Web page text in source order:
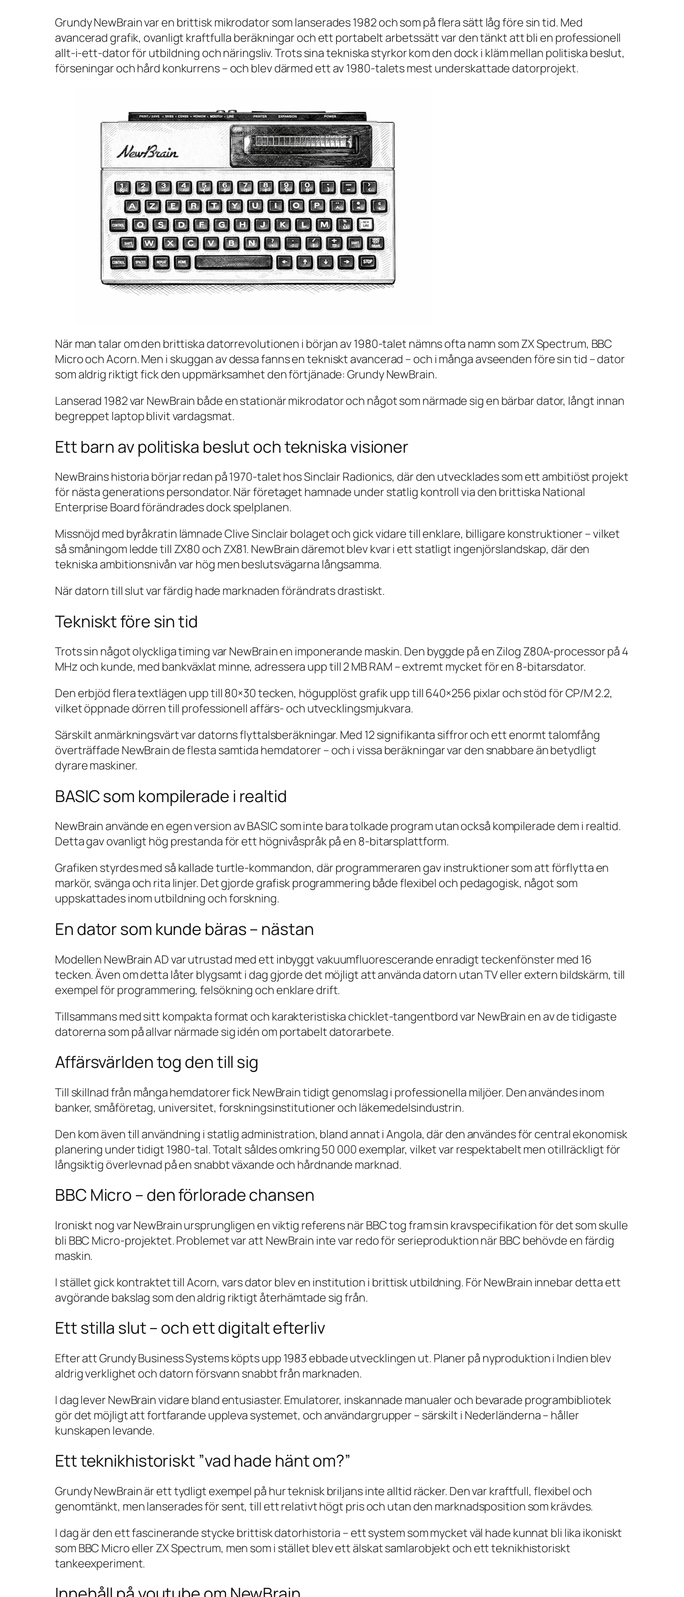
Grundy NewBrain var en brittisk mikrodator som lanserades 1982 och som på flera sätt låg före sin tid. Med
avancerad grafik, ovanligt kraftfulla beräkningar och ett portabelt arbetssätt var den tänkt att bli en professionell
allt-i-ett-dator för utbildning och näringsliv. Trots sina tekniska styrkor kom den dock i kläm mellan politiska beslut,
förseningar och hård konkurrens – och blev därmed ett av 1980-talets mest underskattade datorprojekt.
När man talar om den brittiska datorrevolutionen i början av 1980-talet nämns ofta namn som ZX Spectrum, BBC
Micro och Acorn. Men i skuggan av dessa fanns en tekniskt avancerad – och i många avseenden före sin tid – dator
som aldrig riktigt fick den uppmärksamhet den förtjänade: Grundy NewBrain.
Lanserad 1982 var NewBrain både en stationär mikrodator och något som närmade sig en bärbar dator, långt innan
begreppet laptop blivit vardagsmat.
Ett barn av politiska beslut och tekniska visioner
NewBrains historia börjar redan på 1970-talet hos Sinclair Radionics, där den utvecklades som ett ambitiöst projekt
för nästa generations persondator. När företaget hamnade under statlig kontroll via den brittiska National
Enterprise Board förändrades dock spelplanen.
Missnöjd med byråkratin lämnade Clive Sinclair bolaget och gick vidare till enklare, billigare konstruktioner – vilket
så småningom ledde till ZX80 och ZX81. NewBrain däremot blev kvar i ett statligt ingenjörslandskap, där den
tekniska ambitionsnivån var hög men beslutsvägarna långsamma.
När datorn till slut var färdig hade marknaden förändrats drastiskt.
Tekniskt före sin tid
Trots sin något olyckliga timing var NewBrain en imponerande maskin. Den byggde på en Zilog Z80A-processor på 4
MHz och kunde, med bankväxlat minne, adressera upp till 2 MB RAM – extremt mycket för en 8-bitarsdator.
Den erbjöd flera textlägen upp till 80×30 tecken, högupplöst grafik upp till 640×256 pixlar och stöd för CP/M 2.2,
vilket öppnade dörren till professionell affärs- och utvecklingsmjukvara.
Särskilt anmärkningsvärt var datorns flyttalsberäkningar. Med 12 signifikanta siffror och ett enormt talomfång
överträffade NewBrain de flesta samtida hemdatorer – och i vissa beräkningar var den snabbare än betydligt
dyrare maskiner.
BASIC som kompilerade i realtid
NewBrain använde en egen version av BASIC som inte bara tolkade program utan också kompilerade dem i realtid.
Detta gav ovanligt hög prestanda för ett högnivåspråk på en 8-bitarsplattform.
Grafiken styrdes med så kallade turtle-kommandon, där programmeraren gav instruktioner som att förflytta en
markör, svänga och rita linjer. Det gjorde grafisk programmering både flexibel och pedagogisk, något som
uppskattades inom utbildning och forskning.
En dator som kunde bäras – nästan
Modellen NewBrain AD var utrustad med ett inbyggt vakuumfluorescerande enradigt teckenfönster med 16
tecken. Även om detta låter blygsamt i dag gjorde det möjligt att använda datorn utan TV eller extern bildskärm, till
exempel för programmering, felsökning och enklare drift.
Tillsammans med sitt kompakta format och karakteristiska chicklet-tangentbord var NewBrain en av de tidigaste
datorerna som på allvar närmade sig idén om portabelt datorarbete.
Affärsvärlden tog den till sig
Till skillnad från många hemdatorer fick NewBrain tidigt genomslag i professionella miljöer. Den användes inom
banker, småföretag, universitet, forskningsinstitutioner och läkemedelsindustrin.
Den kom även till användning i statlig administration, bland annat i Angola, där den användes för central ekonomisk
planering under tidigt 1980-tal. Totalt såldes omkring 50 000 exemplar, vilket var respektabelt men otillräckligt för
långsiktig överlevnad på en snabbt växande och hårdnande marknad.
BBC Micro – den förlorade chansen
Ironiskt nog var NewBrain ursprungligen en viktig referens när BBC tog fram sin kravspecifikation för det som skulle
bli BBC Micro-projektet. Problemet var att NewBrain inte var redo för serieproduktion när BBC behövde en färdig
maskin.
I stället gick kontraktet till Acorn, vars dator blev en institution i brittisk utbildning. För NewBrain innebar detta ett
avgörande bakslag som den aldrig riktigt återhämtade sig från.
Ett stilla slut – och ett digitalt efterliv
Efter att Grundy Business Systems köpts upp 1983 ebbade utvecklingen ut. Planer på nyproduktion i Indien blev
aldrig verklighet och datorn försvann snabbt från marknaden.
I dag lever NewBrain vidare bland entusiaster. Emulatorer, inskannade manualer och bevarade programbibliotek
gör det möjligt att fortfarande uppleva systemet, och användargrupper – särskilt i Nederländerna – håller
kunskapen levande.
Ett teknikhistoriskt ”vad hade hänt om?”
Grundy NewBrain är ett tydligt exempel på hur teknisk briljans inte alltid räcker. Den var kraftfull, flexibel och
genomtänkt, men lanserades för sent, till ett relativt högt pris och utan den marknadsposition som krävdes.
I dag är den ett fascinerande stycke brittisk datorhistoria – ett system som mycket väl hade kunnat bli lika ikoniskt
som BBC Micro eller ZX Spectrum, men som i stället blev ett älskat samlarobjekt och ett teknikhistoriskt
tankeexperiment.